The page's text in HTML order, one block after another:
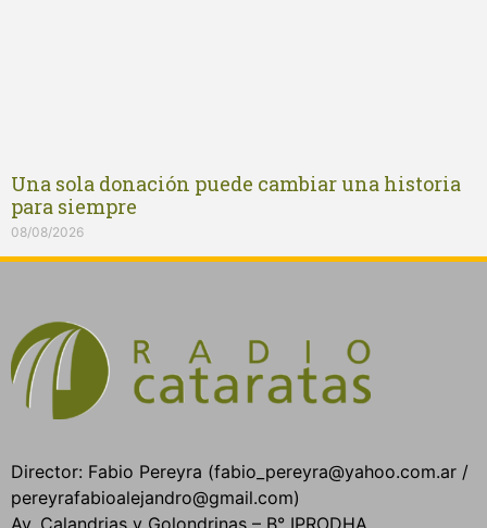
Una sola donación puede cambiar una historia
para siempre
08/08/2026
Director: Fabio Pereyra (fabio_pereyra@yahoo.com.ar /
pereyrafabioalejandro@gmail.com)
Av. Calandrias y Golondrinas – B° IPRODHA